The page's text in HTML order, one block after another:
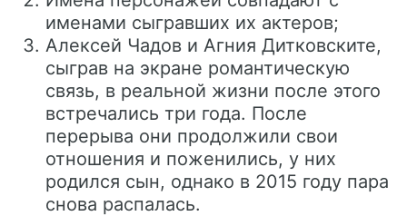
именами сыгравших их актеров;
Алексей Чадов и Агния Дитковските,
сыграв на экране романтическую
связь, в реальной жизни после этого
встречались три года. После
перерыва они продолжили свои
отношения и поженились, у них
родился сын, однако в 2015 году пара
снова распалась.